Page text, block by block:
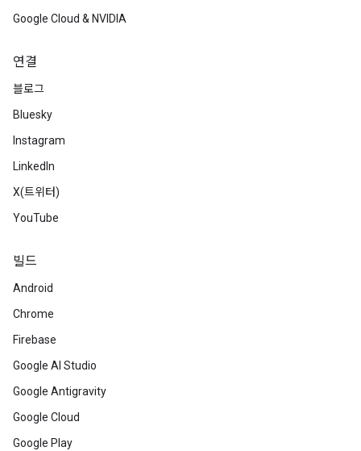
Google Cloud & NVIDIA
연결
블로그
Bluesky
Instagram
LinkedIn
X(트위터)
YouTube
빌드
Android
Chrome
Firebase
Google AI Studio
Google Antigravity
Google Cloud
Google Play